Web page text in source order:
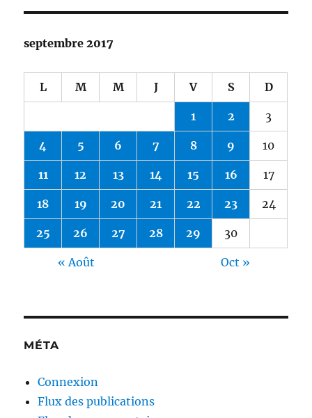
septembre 2017
L M M J V S D
1 2 3
4 5 6 7 8 9 10
11 12 13 14 15 16 17
18 19 20 21 22 23 24
25 26 27 28 29 30
« Août Oct »
MÉTA
Connexion
Flux des publications